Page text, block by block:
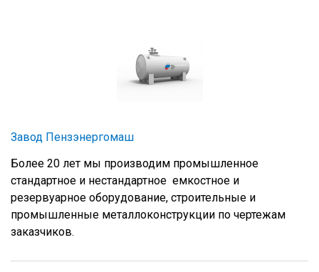
Завод Пензэнергомаш
Более 20 лет мы производим промышленное
стандартное и нестандартное емкостное и
резервуарное оборудование, строительные и
промышленные металлоконструкции по чертежам
заказчиков.